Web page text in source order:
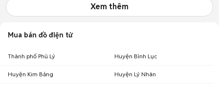
Xem thêm
Mua bán đồ điện tử
Thành phố Phủ Lý Huyện Bình Lục
Huyện Kim Bảng Huyện Lý Nhân